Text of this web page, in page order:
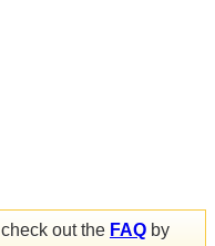
out the FAQ by